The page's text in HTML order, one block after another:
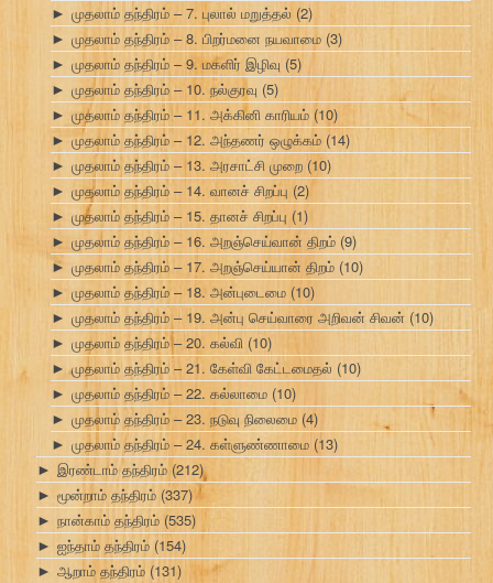
► முதலாம் தந்திரம் – 7. புலால் மறுத்தல் (2)
► முதலாம் தந்திரம் – 8. பிறர்மனை நயவாமை (3)
► முதலாம் தந்திரம் – 9. மகளிர் இழிவு (5)
► முதலாம் தந்திரம் – 10. நல்குரவு (5)
► முதலாம் தந்திரம் – 11. அக்கினி காரியம் (10)
► முதலாம் தந்திரம் – 12. அந்தணர் ஒழுக்கம் (14)
► முதலாம் தந்திரம் – 13. அரசாட்சி முறை (10)
► முதலாம் தந்திரம் – 14. வானச் சிறப்பு (2)
► முதலாம் தந்திரம் – 15. தானச் சிறப்பு (1)
► முதலாம் தந்திரம் – 16. அறஞ்செய்வான் திறம் (9)
► முதலாம் தந்திரம் – 17. அறஞ்செய்யான் திறம் (10)
► முதலாம் தந்திரம் – 18. அன்புடைமை (10)
► முதலாம் தந்திரம் – 19. அன்பு செய்வாரை அறிவன் சிவன் (10)
► முதலாம் தந்திரம் – 20. கல்வி (10)
► முதலாம் தந்திரம் – 21. கேள்வி கேட்டமைதல் (10)
► முதலாம் தந்திரம் – 22. கல்லாமை (10)
► முதலாம் தந்திரம் – 23. நடுவு நிலைமை (4)
► முதலாம் தந்திரம் – 24. கள்ளுண்ணாமை (13)
► இரண்டாம் தந்திரம் (212)
► மூன்றாம் தந்திரம் (337)
► நான்காம் தந்திரம் (535)
► ஐந்தாம் தந்திரம் (154)
► ஆறாம் தந்திரம் (131)